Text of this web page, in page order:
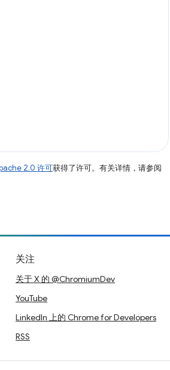
2.0 许可获得了许可。有关详情，请参阅
关注
关于 X 的 @ChromiumDev
YouTube
LinkedIn 上的 Chrome for Developers
RSS